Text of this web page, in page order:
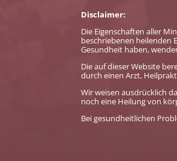
Disclaimer:
Die Eigenschaften aller
beschriebenen heilenden
Gesundheit haben,
Die auf dieser Website
durch einen Arzt,
Wir weisen ausdrücklich
noch eine Heilung von
Bei gesundheitlichen